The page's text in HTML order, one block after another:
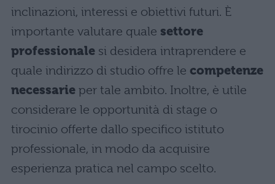
inclinazioni, interessi e obiettivi futuri. È
importante valutare quale settore
professionale si desidera intraprendere e
quale indirizzo di studio offre le competenze
necessarie per tale ambito. Inoltre, è utile
considerare le opportunità di stage o
tirocinio offerte dallo specifico istituto
professionale, in modo da acquisire
esperienza pratica nel campo scelto.